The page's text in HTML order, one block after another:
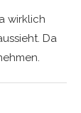
wirklich
Da